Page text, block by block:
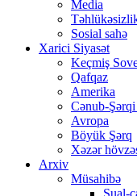
Media
Sosial sahə
Xarici Siyasət
Keçmiş
Qafqaz
Amerika
Cənub-
Avropa
Böyük Şərq
Xəzər
Arxiv
Müsahibə
Sual-